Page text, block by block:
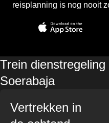
reisplanning is nog nooit
Trein
Soerabaja
Vertrekken in